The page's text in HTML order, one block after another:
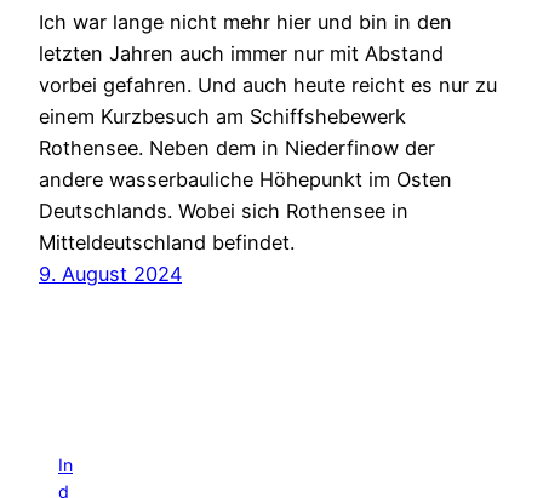
Ich war lange nicht mehr hier und bin in den
letzten Jahren auch immer nur mit Abstand
vorbei gefahren. Und auch heute reicht es nur zu
einem Kurzbesuch am Schiffshebewerk
Rothensee. Neben dem in Niederfinow der
andere wasserbauliche Höhepunkt im Osten
Deutschlands. Wobei sich Rothensee in
Mitteldeutschland befindet.
9. August 2024
In
d